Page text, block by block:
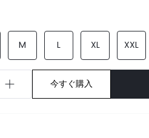
M L XL XXL
今すぐ購入